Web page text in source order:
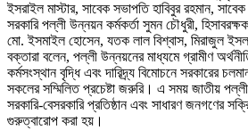
ইসরাইল মাস্টার, সাবেক সভাপতি হাবিবুর রহমান,
সরকারি পল্লী উন্নয়ন কর্মকর্তা সুমন চৌধুরী,
মো. ইসমাইল হোসেন, যতক লাল বিশ্বাস, মিরাজুল
বক্তারা বলেন, পল্লী উন্নয়নের মাধ্যমে গ্রামীণ
কর্মসংস্থান বৃদ্ধি এবং দারিদ্র্য বিমোচনে সরকারের
সকলের সম্মিলিত প্রচেষ্টা জরুরি। এ সময় জাতীয়
সরকারি-বেসরকারি প্রতিষ্ঠান এবং সাধারণ জনগণের
গুরুত্বারোপ করা হয়।